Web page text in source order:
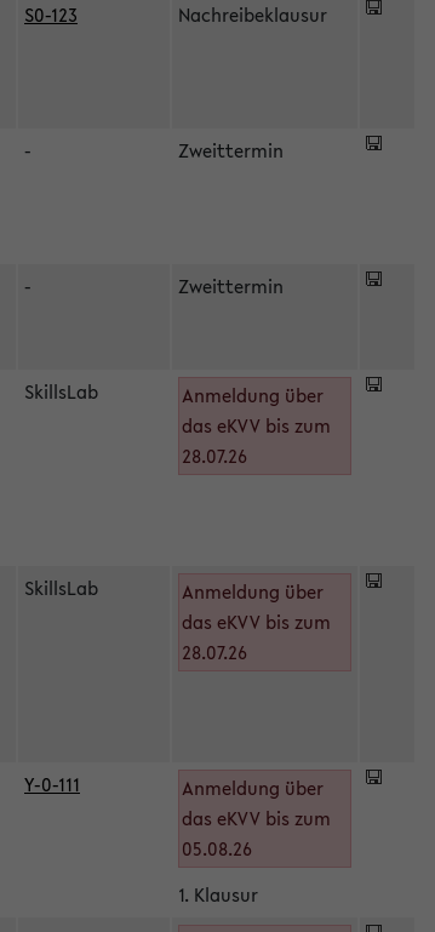
S0-123 Nachreibeklausur
- Zweittermin
- Zweittermin
SkillsLab
Anmeldung über
das eKVV bis zum
28.07.26
SkillsLab
Anmeldung über
das eKVV bis zum
28.07.26
Y-0-111
Anmeldung über
das eKVV bis zum
05.08.26
1. Klausur